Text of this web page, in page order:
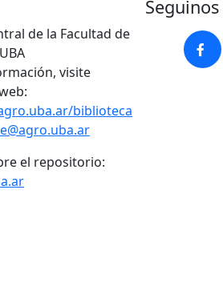
de la Facultad de
visite
biblioteca
el repositorio: